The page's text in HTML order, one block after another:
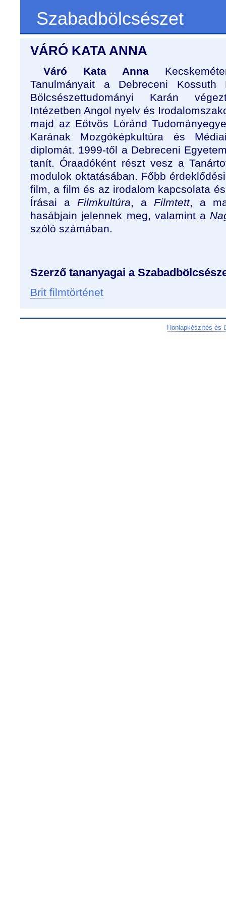
Szabadbölcsészet
VÁRÓ KATA ANNA
Váró Kata Anna
Tanulmányait a Debreceni Kossuth
Bölcsészettudományi Karán
Intézetben Angol nyelv és
majd az Eötvös Lóránd
Karának Mozgóképkultúra és
diplomát. 1999-től a Debreceni
tanít. Óraadóként részt vesz a
modulok oktatásában. Főbb
film, a film és az irodalom kapcsolata
Írásai a Filmkultúra, a Filmtett, a
hasábjain jelennek meg, valamint a
szóló számában.
Szerző tananyagai a
Brit filmtörténet
Honlapkészítés és